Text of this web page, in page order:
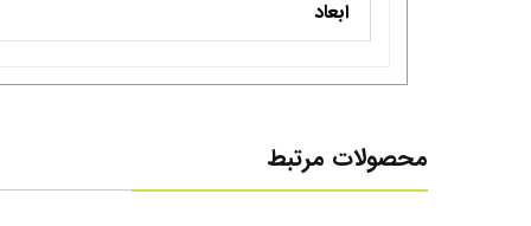
ابعاد
محصولات مرتبط